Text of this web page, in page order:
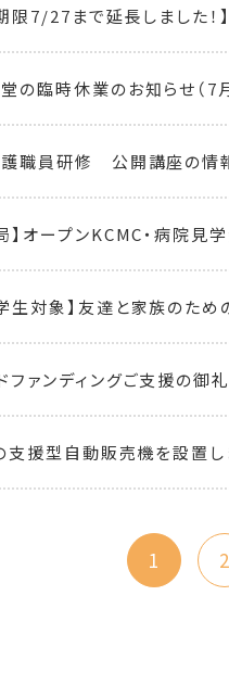
限7/27まで延長しました
の臨時休業のお知らせ（7
職員研修 公開講座の情
】オープンKCMC・病院見
生対象】友達と家族のため
ファンディングご支援の御礼
支援型自動販売機を設置し
1 2